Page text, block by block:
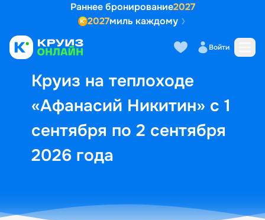
Раннее бронирование2027
2027миль каждому
Войти
Круиз на теплоходе
«Афанасий Никитин» с 1
сентября по 2 сентября
2026 года
Выбор кают Маршрут и